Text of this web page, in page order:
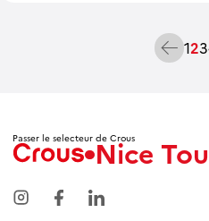
Pagination des publications
Précédent123
Passer le selecteur de Crous
Nice
Marseille